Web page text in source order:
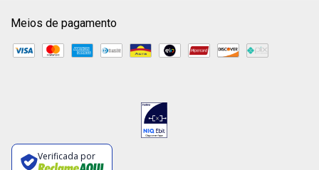
Meios de pagamento
Verificada por